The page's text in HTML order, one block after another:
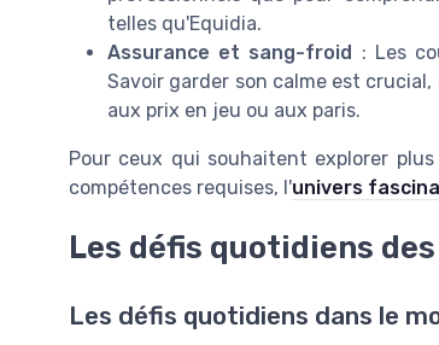
telles qu'Equidia.
Assurance et sang-froid
: Les
Savoir garder son calme est
aux prix en jeu ou aux paris.
Pour ceux qui souhaitent explorer
compétences requises, l'univers
Les défis quotidiens
Les défis quotidiens dans le